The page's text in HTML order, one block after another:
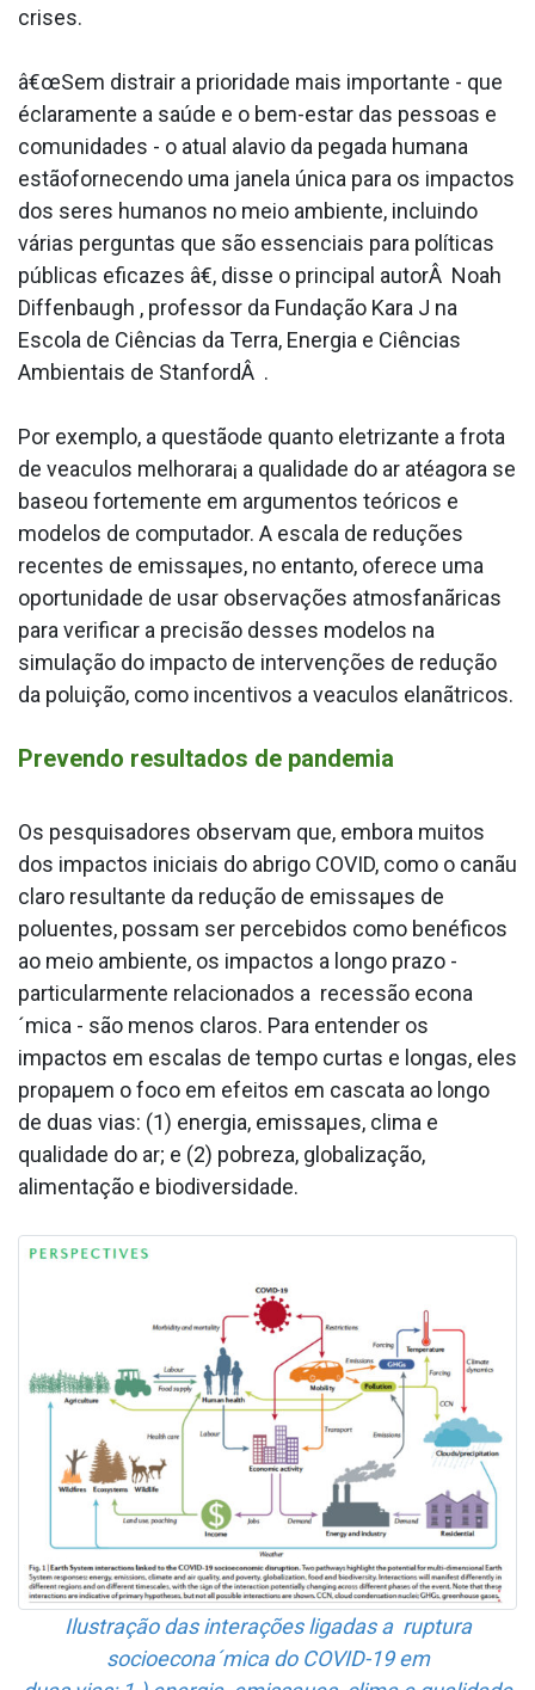
crises.
â€œSem distrair a prioridade mais importante - que
éclaramente a saúde e o bem-estar das pessoas e
comunidades - o atual ala­vio da pegada humana
estãofornecendo uma janela única para os impactos
dos seres humanos no meio ambiente, incluindo
várias perguntas que são essenciais para políticas
públicas eficazes â€, disse o principal autorÂ Noah
Diffenbaugh , professor da Fundação Kara J na
Escola de Ciências da Terra, Energia e Ciências
Ambientais de StanfordÂ .
Por exemplo, a questãode quanto eletrizante a frota
de vea­culos melhorara¡ a qualidade do ar atéagora se
baseou fortemente em argumentos teóricos e
modelos de computador. A escala de reduções
recentes de emissaµes, no entanto, oferece uma
oportunidade de usar observações atmosfanãricas
para verificar a precisão desses modelos na
simulação do impacto de intervenções de redução
da poluição, como incentivos a vea­culos elanãtricos.
Prevendo resultados de pandemia
Os pesquisadores observam que, embora muitos
dos impactos iniciais do abrigo COVID, como o canãu
claro resultante da redução de emissaµes de
poluentes, possam ser percebidos como benéficos
ao meio ambiente, os impactos a longo prazo -
particularmente relacionados a recessão econa
´mica - são menos claros. Para entender os
impactos em escalas de tempo curtas e longas, eles
propaµem o foco em efeitos em cascata ao longo
de duas vias: (1) energia, emissaµes, clima e
qualidade do ar; e (2) pobreza, globalização,
alimentação e biodiversidade.
Ilustração das interações ligadas a ruptura
socioecona´mica do COVID-19 em